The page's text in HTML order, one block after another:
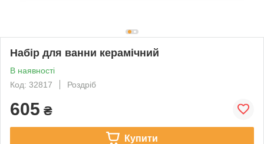
Набір для ванни керамічний
В наявності
Код: 32817
Роздріб
605 ₴
Купити